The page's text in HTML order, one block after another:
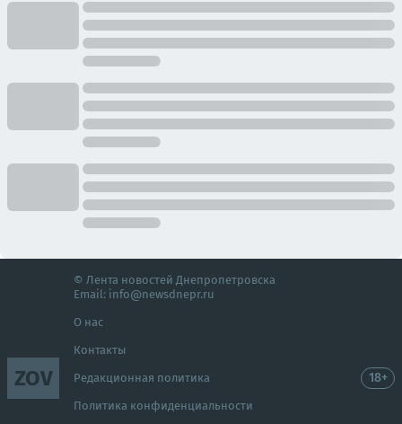
ZOV
© Лента новостей Днепропетровска
Email: info@newsdnepr.ru
О нас
Контакты
Редакционная политика
Политика конфиденциальности
18+